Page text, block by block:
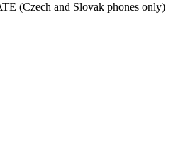
(Czech and Slovak phones only)